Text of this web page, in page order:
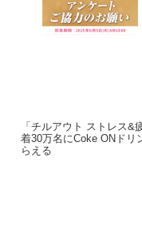
「チルアウト ストレス&
着30万名にCoke ONドリ
らえる